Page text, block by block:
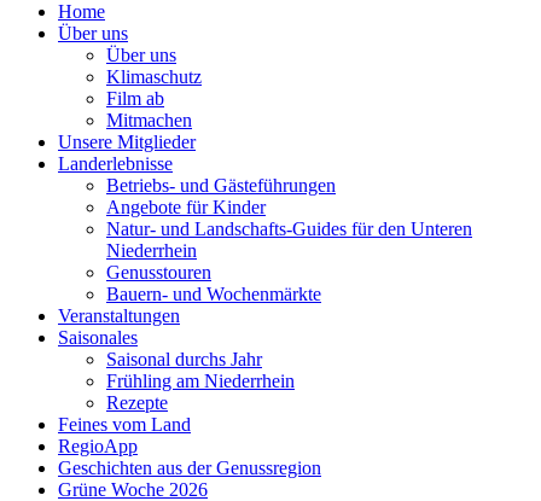
Home
Über uns
Über uns
Klimaschutz
Film ab
Mitmachen
Unsere Mitglieder
Landerlebnisse
Betriebs- und Gästeführungen
Angebote für Kinder
Natur- und Landschafts-Guides für den Unteren
Niederrhein
Genusstouren
Bauern- und Wochenmärkte
Veranstaltungen
Saisonales
Saisonal durchs Jahr
Frühling am Niederrhein
Rezepte
Feines vom Land
RegioApp
Geschichten aus der Genussregion
Grüne Woche 2026